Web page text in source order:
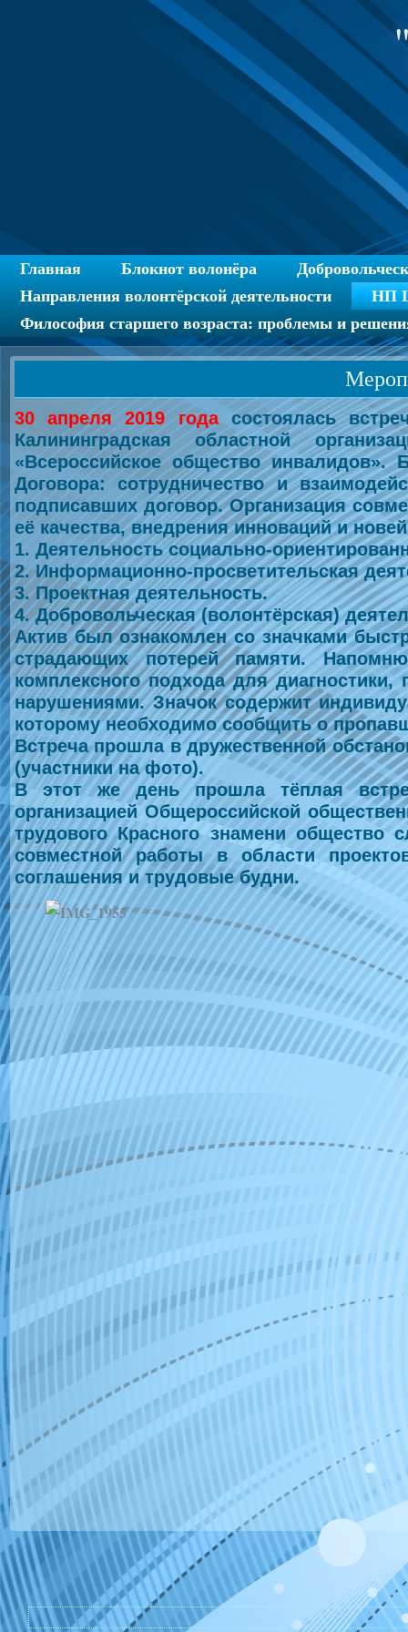
Главная Блокнот волонёра
Направления волонтёрской деятельности
НП
Философия старшего возраста: проблемы и
30 апреля 2019 годасостоялась
Калининградская областной
«Всероссийское общество
Договора: сотрудничество и
подписавших договор. Организация
её качества, внедрения инноваций и
1. Деятельность социально-
2. Информационно-просветительская
3. Проектная деятельность.
4. Добровольческая (волонтёрская)
Актив был ознакомлен со значками
страдающих потерей памяти.
комплексного подхода для
нарушениями. Значок содержит
которому необходимо сообщить о
Встреча прошла в дружественной
(участники на фото).
В этот же день прошла тёплая
организацией Общероссийской
трудового Красного знамени общество
совместной работы в области
соглашения и трудовые будни.